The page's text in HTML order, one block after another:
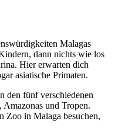
Malagas
dann nichts wie los
Hier erwarten dich
asiatische Primaten.
den fünf verschiedenen
und Tropen.
Zoo in Malaga besuchen,